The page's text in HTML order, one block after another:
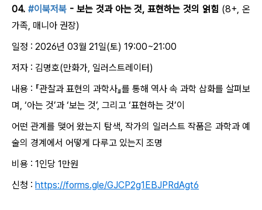
04. #이북저북- 보는 것과 아는 것, 표현하는 것의 얽힘 (8+, 온
가족, 매니아 권장)
일정 : 2026년 03월 21일(토) 19:00~21:00
저자 : 김명호(만화가, 일러스트레이터)
내용 : 『관찰과 표현의 과학사』를 통해 역사 속 과학 삽화를 살펴보
며, ‘아는 것’과 ‘보는 것’, 그리고 ‘표현하는 것’이
어떤 관계를 맺어 왔는지 탐색, 작가의 일러스트 작품은 과학과 예
술의 경계에서 어떻게 다루고 있는지 조명
비용 : 1인당 1만원
신청 : https://forms.gle/GJCP2g1EBJPRdAgt6